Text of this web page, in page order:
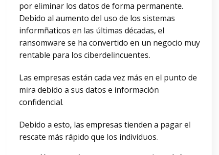
por eliminar los datos de forma permanente.
Debido al aumento del uso de los sistemas
informñaticos en las últimas décadas, el
ransomware se ha convertido en un negocio muy
rentable para los ciberdelincuentes.
Las empresas están cada vez más en el punto de
mira debido a sus datos e información
confidencial.
Debido a esto, las empresas tienden a pagar el
rescate más rápido que los individuos.